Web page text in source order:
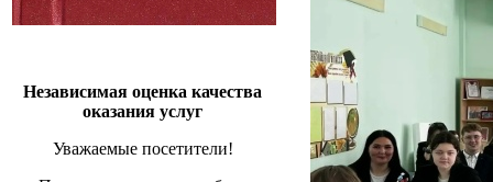
Независимая оценка качества
оказания услуг
Уважаемые посетители!